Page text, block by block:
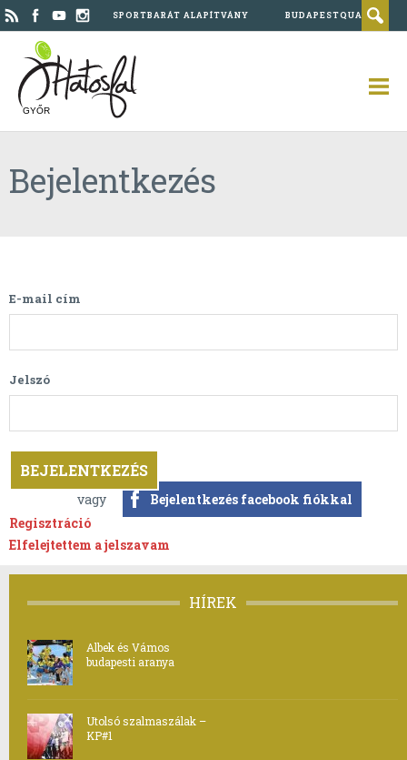
SPORTBARÁT ALAPÍTVÁNY BUDAPESTQUAD
GYŐR
Bejelentkezés
E-mail cím
Jelszó
Regisztráció
Elfelejtettem a jelszavam
vagy Bejelentkezés facebook fiókkal
HÍREK
Albek és Vámos
budapesti aranya
Utolsó szalmaszálak –
KP#1